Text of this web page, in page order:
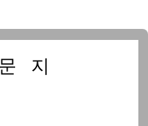
지